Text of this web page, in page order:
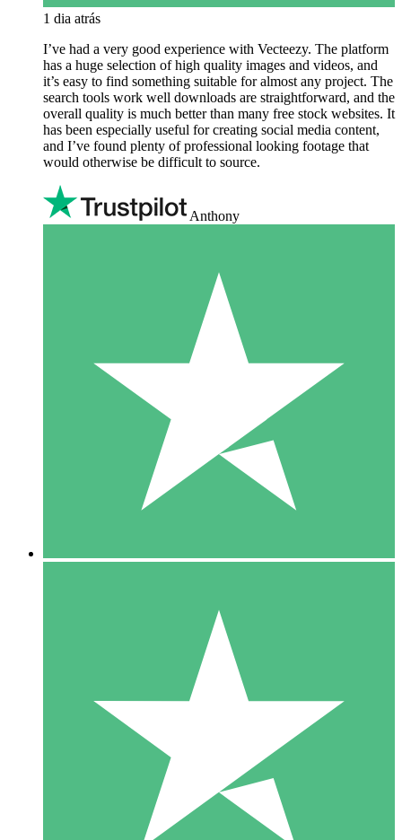
1 dia atrás
I’ve had a very good experience with Vecteezy. The platform
has a huge selection of high quality images and videos, and
it’s easy to find something suitable for almost any project. The
search tools work well downloads are straightforward, and the
overall quality is much better than many free stock websites. It
has been especially useful for creating social media content,
and I’ve found plenty of professional looking footage that
would otherwise be difficult to source.
Anthony